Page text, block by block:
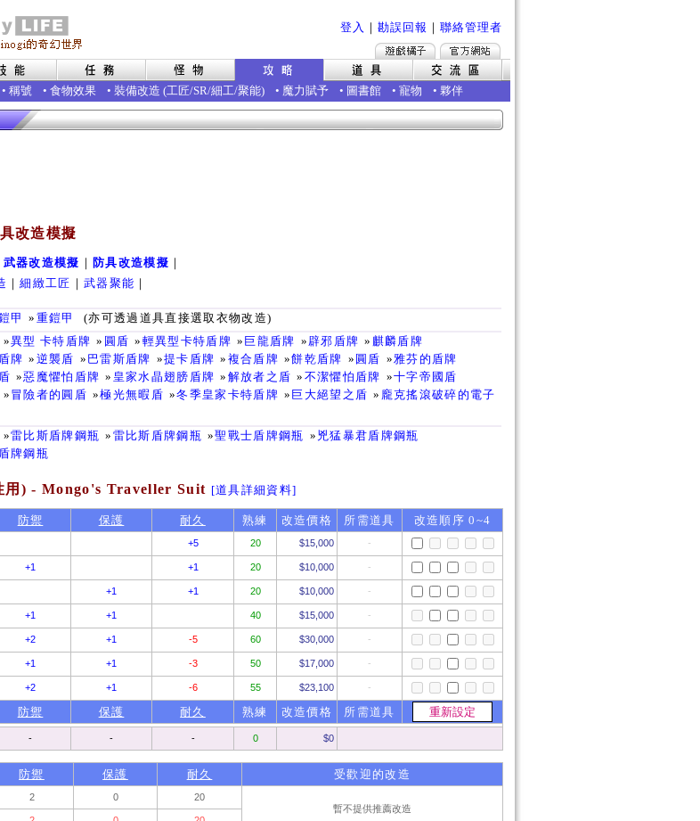
登入 ｜ 勘誤回報 ｜ 聯絡管理者
• 稱號 • 食物效果 • 裝備改造 (工匠/SR/細工/聚能) • 魔力賦予 • 圖書館 • 寵物 • 夥伴
改造模擬
武器改造模擬 ｜ 防具改造模擬 ｜
｜細緻工匠 ｜武器聚能 ｜
甲 » 重鎧甲
(亦可透過道具直接選取衣物改造)
»異型 卡特盾牌 » 圓盾 » 輕異型卡特盾牌 » 巨龍盾牌 » 辟邪盾牌 » 麒麟盾牌
牌 » 逆襲盾 » 巴雷斯盾牌 »提卡盾牌 » 複合盾牌 »餅乾盾牌 » 圓盾 »雅芬的盾牌
»惡魔懼怕盾牌 » 皇家水晶翅膀盾牌 » 解放者之盾 » 不潔懼怕盾牌 »十字帝國盾
» 冒險者的圓盾 »極光無暇盾 »冬季皇家卡特盾牌 » 巨大絕望之盾 » 龐克搖滾破碎的電子
»雷比斯盾牌鋼瓶 » 雷比斯盾牌鋼瓶 »聖戰士盾牌鋼瓶 » 兇猛暴君盾牌鋼瓶
牌鋼瓶
用) - Mongo's Traveller Suit [道具詳細資料]
防禦 保護 耐久 熟練 改造價格 所需道具 改造順序 0~4
+5 20 $15,000 -
+1 +1 20 $10,000 -
+1 +1 20 $10,000 -
+1 +1 40 $15,000 -
+2 +1 -5 60 $30,000 -
+1 +1 -3 50 $17,000 -
+2 +1 -6 55 $23,100 -
防禦 保護 耐久 熟練 改造價格
所需道具
- - - 0 $0
防禦 保護 耐久
受歡迎的改造
2 0
20
暫不提供推薦改造